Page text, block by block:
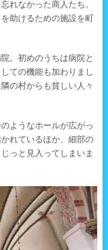
れなかった商人たち。
助けるための施設を町
。初めのうちは病院と
ての機能も加わりまし
の村からも貧しい人々
ようなホールが広がっ
れているほか、細部の
っと見入ってしまいま